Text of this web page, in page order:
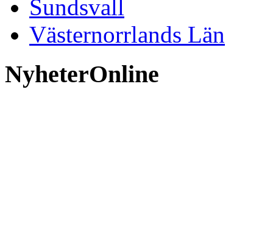
Sundsvall
Västernorrlands Län
NyheterOnline